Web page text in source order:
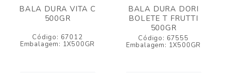
BALA DURA VITA C
500GR
Código: 67012
Embalagem: 1X500GR
BALA DURA DORI
BOLETE T FRUTTI
500GR
Código: 67555
Embalagem: 1X500GR